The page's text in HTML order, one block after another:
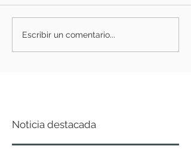
Escribir un comentario...
Noticia destacada